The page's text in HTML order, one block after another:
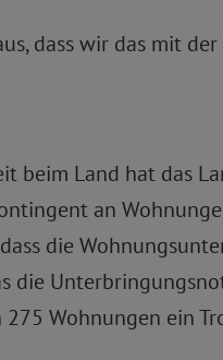
dass wir das mit
beim Land hat das
an
die
die
Wohnungen ein